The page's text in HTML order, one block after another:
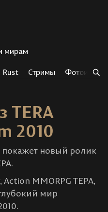
мирам
Rust Стримы
TERA
2010
новый ролик
MMORPG ТЕРА,
мир